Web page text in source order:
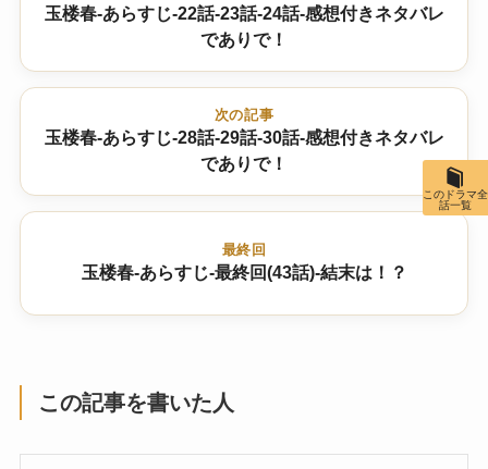
玉楼春-あらすじ-22話-23話-24話-感想付きネタバレ
でありで！
次の記事
玉楼春-あらすじ-28話-29話-30話-感想付きネタバレ
でありで！
最終回
玉楼春-あらすじ-最終回(43話)-結末は！？
この記事を書いた人
このドラマ全
話一覧